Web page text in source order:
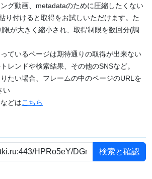
グ動画、metadataのために圧縮したくない
り付けると取得をお試しいただけます。た
限が大きく縮小され、取得制限を数回分(調
ているページは期待通りの取得が出来ない
レンドや検索結果、その他のSNSなど。
たい場合、フレームの中のページのURLを
い
どはこちら